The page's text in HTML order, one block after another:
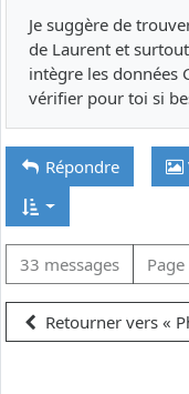
Je suggère de
de Laurent et
intègre les données
vérifier pour toi si
Répondre
33 messages Page
Retourner vers «